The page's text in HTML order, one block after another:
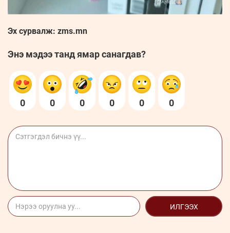
Эх сурвалж: zms.mn
Энэ мэдээ танд ямар санагдав?
0 0 0 0 0 0
ИЛГЭЭХ